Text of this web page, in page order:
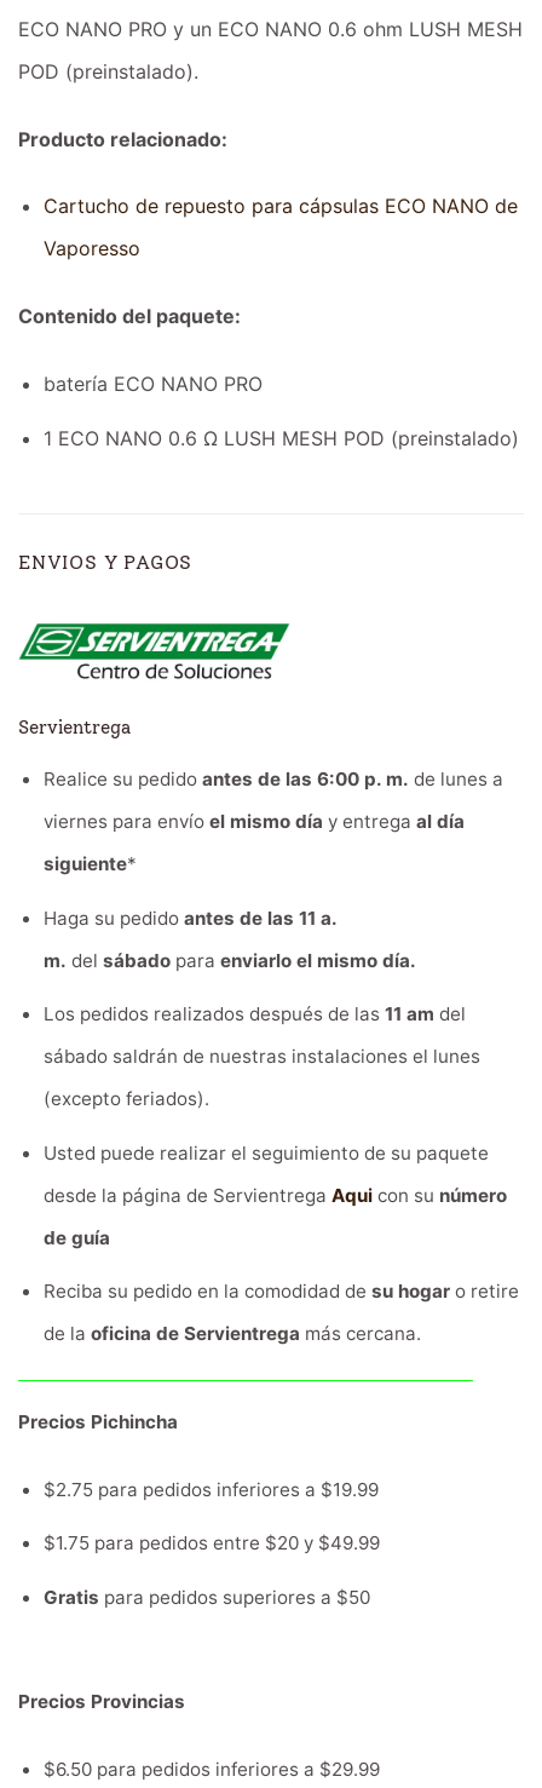
ECO NANO PRO y un ECO NANO 0.6 ohm LUSH MESH
POD (preinstalado).
Producto relacionado:
Cartucho de repuesto para cápsulas ECO NANO de
Vaporesso
Contenido del paquete:
batería ECO NANO PRO
1 ECO NANO 0.6 Ω LUSH MESH POD (preinstalado)
ENVIOS Y PAGOS
Servientrega
Realice su pedido antes de las 6:00 p. m. de lunes a
viernes para envío el mismo día y entrega al día
siguiente*
Haga su pedido antes de las 11 a.
m. del sábadopara enviarlo el mismo día.
Los pedidos realizados después de las 11 am del
sábado saldrán de nuestras instalaciones el lunes
(excepto feriados).
Usted puede realizar el seguimiento de su paquete
desde la página de Servientrega Aquicon su número
de guía
Reciba su pedido en la comodidad de su hogaro retire
de la oficina de Servientrega más cercana.
Precios Pichincha
$2.75 para pedidos inferiores a $19.99
$1.75 para pedidos entre $20 y $49.99
Gratis para pedidos superiores a $50
Precios Provincias
$6.50 para pedidos inferiores a $29.99